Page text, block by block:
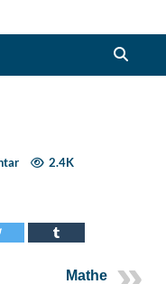
–
Sprüche
& mehr. Lachen
2.4K
Mathe